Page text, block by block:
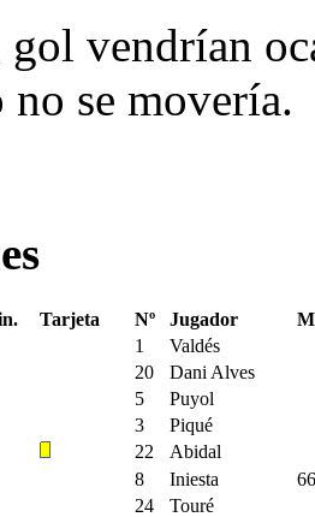
vendrían
no se movería.
Tarjeta Nº Jugador
1
Valdés
20
Dani Alves
5
Puyol
3
Piqué
22
Abidal
8 Iniesta
24
Touré